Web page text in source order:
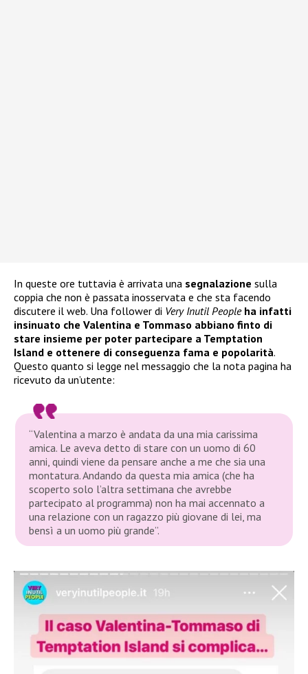
In queste ore tuttavia è arrivata una segnalazione sulla
coppia che non è passata inosservata e che sta facendo
discutere il web. Una follower di Very Inutil People ha infatti
insinuato che Valentina e Tommaso abbiano finto di
stare insieme per poter partecipare a Temptation
Island e ottenere di conseguenza fama e popolarità.
Questo quanto si legge nel messaggio che la nota pagina ha
ricevuto da un’utente:
“Valentina a marzo è andata da una mia carissima
amica. Le aveva detto di stare con un uomo di 60
anni, quindi viene da pensare anche a me che sia una
montatura. Andando da questa mia amica (che ha
scoperto solo l’altra settimana che avrebbe
partecipato al programma) non ha mai accennato a
una relazione con un ragazzo più giovane di lei, ma
bensì a un uomo più grande”.